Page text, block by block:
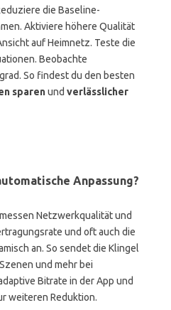
die Baseline-
Aktiviere höhere Qualität
auf Heimnetz. Teste die
Beobachte
So findest du den besten
sparenund verlässlicher
Anpassung?
Netzwerkqualität und
und oft auch die
an. So sendet die Klingel
und mehr bei
Bitrate in der App und
weiteren Reduktion.